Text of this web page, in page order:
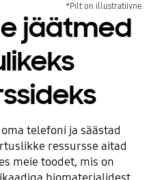
*Pilt on illustratiivne.
jäätmed
telefoni ja säästad
ressursse aitad
meie toodet, mis on